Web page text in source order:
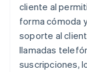
cliente al
forma cómoda
soporte al
llamadas
suscripciones,